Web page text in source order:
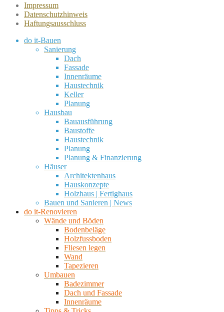
Impressum
Datenschutzhinweis
Haftungsausschluss
do it-Bauen
Sanierung
Dach
Fassade
Innenräume
Haustechnik
Keller
Planung
Hausbau
Bauausführung
Baustoffe
Haustechnik
Planung
Planung & Finanzierung
Häuser
Architektenhaus
Hauskonzepte
Holzhaus | Fertighaus
Bauen und Sanieren | News
do it-Renovieren
Wände und Böden
Bodenbeläge
Holzfussboden
Fliesen legen
Wand
Tapezieren
Umbauen
Badezimmer
Dach und Fassade
Innenräume